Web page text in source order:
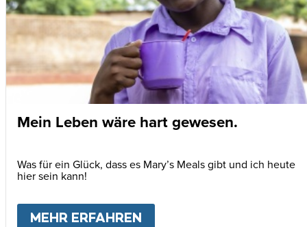
Mein Leben wäre hart gewesen.
Was für ein Glück, dass es Mary’s Meals gibt und ich heute
hier sein kann!
MEHR ERFAHREN